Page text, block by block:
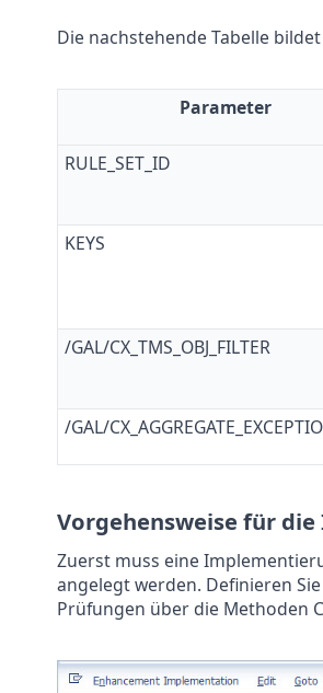
Die nachstehende Tabelle
Parameter
RULE_SET_ID
KEYS
/GAL/CX_TMS_OBJ_FILTER
/GAL/
Vorgehensweise für
Zuerst muss eine
angelegt werden. Definieren
Prüfungen über die Methoden